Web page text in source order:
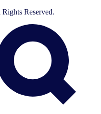
Reserved.